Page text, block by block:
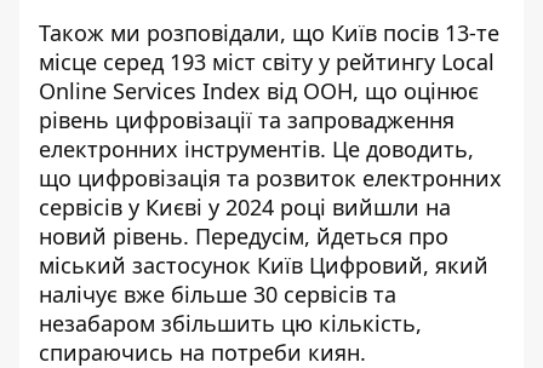
Також ми розповідали, що Київ посів 13-те
місце серед 193 міст світу у рейтингу Local
Online Services Index від ООН, що оцінює
рівень цифровізації та запровадження
електронних інструментів. Це доводить,
що цифровізація та розвиток електронних
сервісів у Києві у 2024 році вийшли на
новий рівень. Передусім, йдеться про
міський застосунок Київ Цифровий, який
налічує вже більше 30 сервісів та
незабаром збільшить цю кількість,
спираючись на потреби киян.